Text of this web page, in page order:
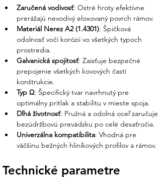
(pod svorku)
FunkciaVyrovnanie potenciálov a ochrana
pred bleskom/prepätím
Čo získate nákupom v Ensun?
Kvalitné uzemnenie je neviditeľným, ale o to
dôležitejším pilierom bezpečnej elektrárne.
My v Ensun vám garantujeme:
Osobná podpora nášho tímu:
Pomôžeme vám s výberom správneho
počtu uzemňovacích prvkov a
odporučíme vhodné nerezové skrutky
Zaručená vodivosť: Ostré hroty efektívne
prerážajú nevodivý eloxovaný povrch rámov.
Materiál Nerez A2 (1.4301): Špičková
odolnosť voči korózii vo všetkých typoch
prostredia.
Galvanická spojitosť: Zaisťuje bezpečné
prepojenie všetkých kovových častí
konštrukcie.
Typ Ω: Špecifický tvar navrhnutý pre
optimálny prítlak a stabilitu v mieste spoja.
Dlhá životnosť: Pružná a odolná oceľ zaručuje
bezúdržbovú prevádzku po celé desaťročia.
Univerzálna kompatibilita: Vhodná pre
väčšinu bežných hliníkových profilov a rámov.
Technické parametre